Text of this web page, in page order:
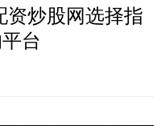
炒股网选择指
台